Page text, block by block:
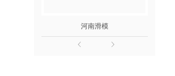
河南滑模